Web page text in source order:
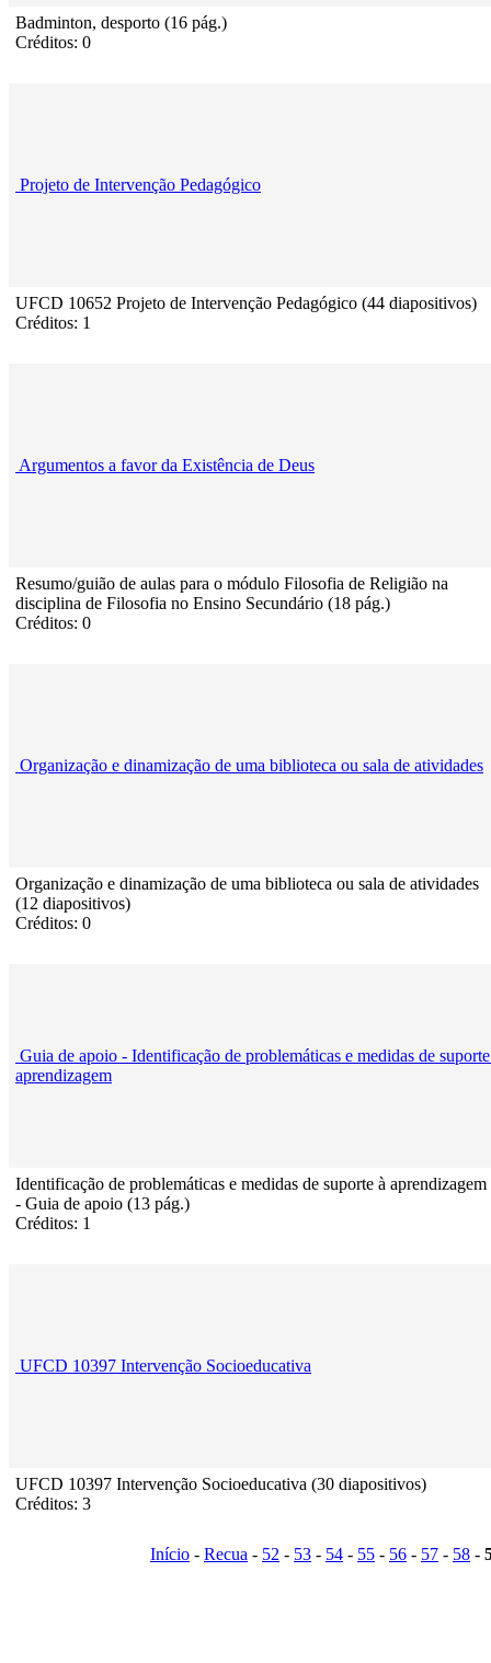
Badminton, desporto (16 pág.)
Créditos: 0
Projeto de Intervenção Pedagógico
UFCD 10652 Projeto de Intervenção Pedagógico (44 diapositivos)
Créditos: 1
Argumentos a favor da Existência de Deus
Resumo/guião de aulas para o módulo Filosofia de Religião na
disciplina de Filosofia no Ensino Secundário (18 pág.)
Créditos: 0
Organização e dinamização de uma biblioteca ou sala de atividades
Organização e dinamização de uma biblioteca ou sala de atividades
(12 diapositivos)
Créditos: 0
Guia de apoio - Identificação de problemáticas e medidas de
aprendizagem
Identificação de problemáticas e medidas de suporte à aprendizagem
- Guia de apoio (13 pág.)
Créditos: 1
UFCD 10397 Intervenção Socioeducativa
UFCD 10397 Intervenção Socioeducativa (30 diapositivos)
Créditos: 3
Início - Recua - 52 - 53 - 54 - 55 - 56 - 57 - 58 -